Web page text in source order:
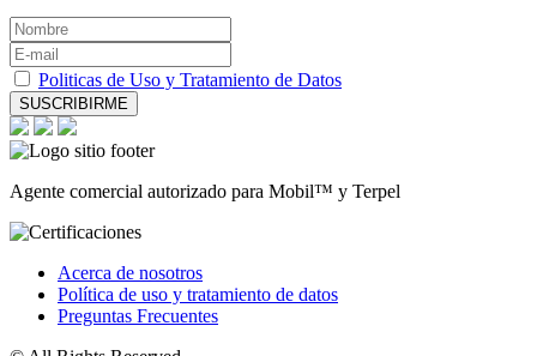
Politicas de Uso y Tratamiento de Datos
SUSCRIBIRME
Agente comercial autorizado para Mobil™ y Terpel
Acerca de nosotros
Política de uso y tratamiento de datos
Preguntas Frecuentes